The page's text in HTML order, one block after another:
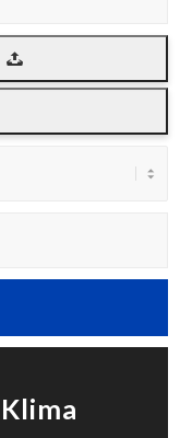
Klima